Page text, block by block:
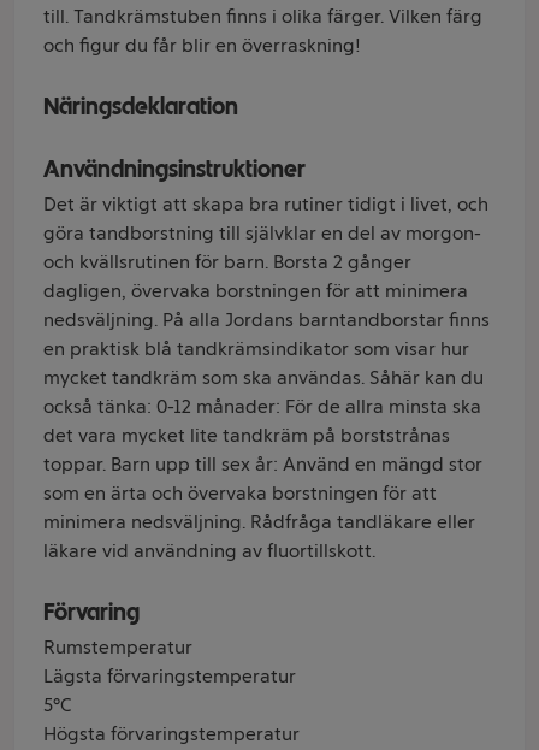
till. Tandkrämstuben finns i olika färger. Vilken färg
och figur du får blir en överraskning!
Näringsdeklaration
Användningsinstruktioner
Det är viktigt att skapa bra rutiner tidigt i livet, och
göra tandborstning till självklar en del av morgon-
och kvällsrutinen för barn. Borsta 2 gånger
dagligen, övervaka borstningen för att minimera
nedsväljning. På alla Jordans barntandborstar finns
en praktisk blå tandkrämsindikator som visar hur
mycket tandkräm som ska användas. Såhär kan du
också tänka: 0-12 månader: För de allra minsta ska
det vara mycket lite tandkräm på borststrånas
toppar. Barn upp till sex år: Använd en mängd stor
som en ärta och övervaka borstningen för att
minimera nedsväljning. Rådfråga tandläkare eller
läkare vid användning av fluortillskott.
Förvaring
Rumstemperatur
Lägsta förvaringstemperatur
5°C
Högsta förvaringstemperatur